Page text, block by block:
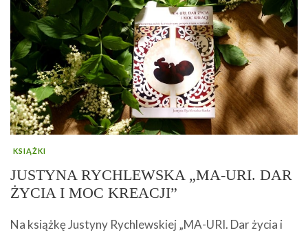
KSIĄŻKI
JUSTYNA RYCHLEWSKA „MA-URI. DAR
ŻYCIA I MOC KREACJI”
Na książkę Justyny Rychlewskiej „MA-URI. Dar życia i